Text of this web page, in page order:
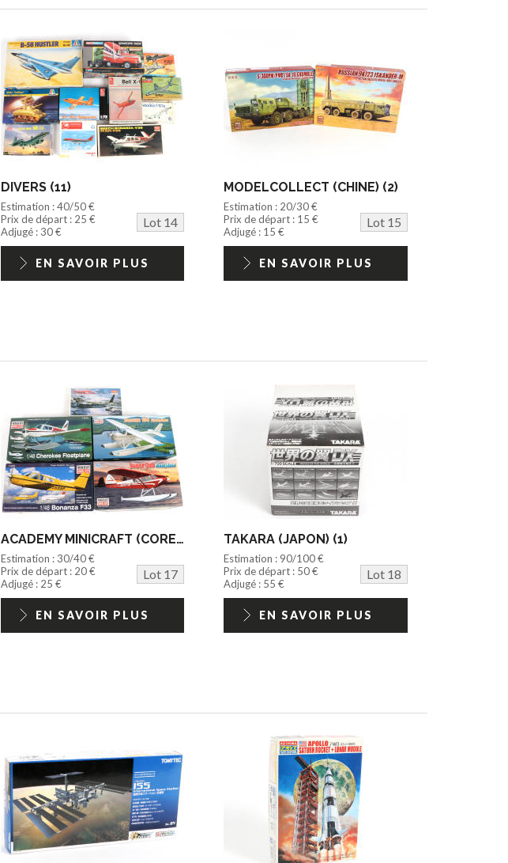
DIVERS (11)
Estimation : 40/50 €
Prix de départ : 25 €
Lot 14
Adjugé : 30 €
EN SAVOIR PLUS
MODELCOLLECT (CHINE) (2)
Estimation : 20/30 €
Prix de départ : 15 €
Lot 15
Adjugé : 15 €
EN SAVOIR PLUS
ACADEMY MINICRAFT (COREE) (5)
Estimation : 30/40 €
Prix de départ : 20 €
Lot 17
Adjugé : 25 €
EN SAVOIR PLUS
TAKARA (JAPON) (1)
Estimation : 90/100 €
Prix de départ : 50 €
Lot 18
Adjugé : 55 €
EN SAVOIR PLUS